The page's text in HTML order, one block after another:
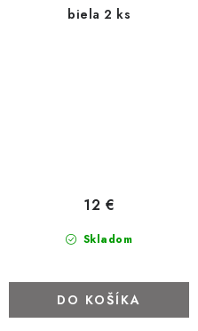
biela 2 ks
Skladom
12 €
DO KOŠÍKA